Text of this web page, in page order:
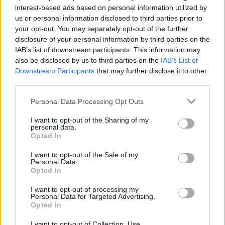
interest-based ads based on personal information utilized by
us or personal information disclosed to third parties prior to
your opt-out. You may separately opt-out of the further
disclosure of your personal information by third parties on the
IAB’s list of downstream participants. This information may
also be disclosed by us to third parties on the IAB’s List of
Downstream Participants that may further disclose it to other
Personal Data Processing Opt Outs
I want to opt-out of the Sharing of my
personal data.
Opted In
I want to opt-out of the Sale of my
Personal Data.
Opted In
I want to opt-out of processing my
Personal Data for Targeted Advertising.
Opted In
Μπέσεντ: Σε καμία περίπτωση δεν θα
υποστηρίξω τη μείωση των δασμών στις
καναδικές εισαγωγές στο μηδέν
Κατασκοπεία υπέρ Κίνας ομολόγησε ο
50χρονος σμήναρχος – Πώς έφτασαν στα
ίχνη του, η παρακολούθηση από την ΕΥΠ
Belharra Πολεμικό Ναυτικό φρεγάτα FDI
Οργή στην Τουρκία για την υπογραφή του